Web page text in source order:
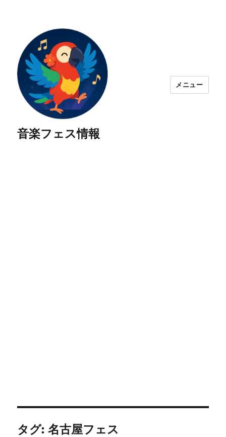
音楽フェス情報
メニュー
タグ:名古屋フェス